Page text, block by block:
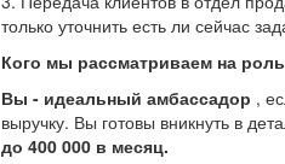
только уточнить есть ли сейчас
Кого мы рассматриваем на
Вы - идеальный амбассадор ,
выручку. Вы готовы вникнуть в
до 400 000 в месяц.